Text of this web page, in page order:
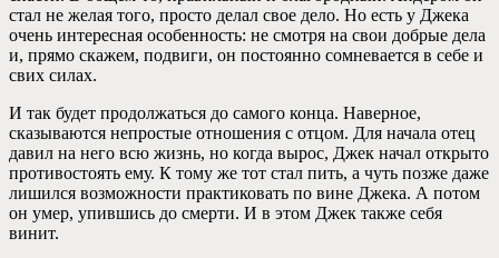
стал не желая того, просто делал свое дело. Но есть у Джека
очень интересная особенность: не смотря на свои добрые дела
и, прямо скажем, подвиги, он постоянно сомневается в себе и
свих силах.
И так будет продолжаться до самого конца. Наверное,
сказываются непростые отношения с отцом. Для начала отец
давил на него всю жизнь, но когда вырос, Джек начал открыто
противостоять ему. К тому же тот стал пить, а чуть позже даже
лишился возможности практиковать по вине Джека. А потом
он умер, упившись до смерти. И в этом Джек также себя
винит.